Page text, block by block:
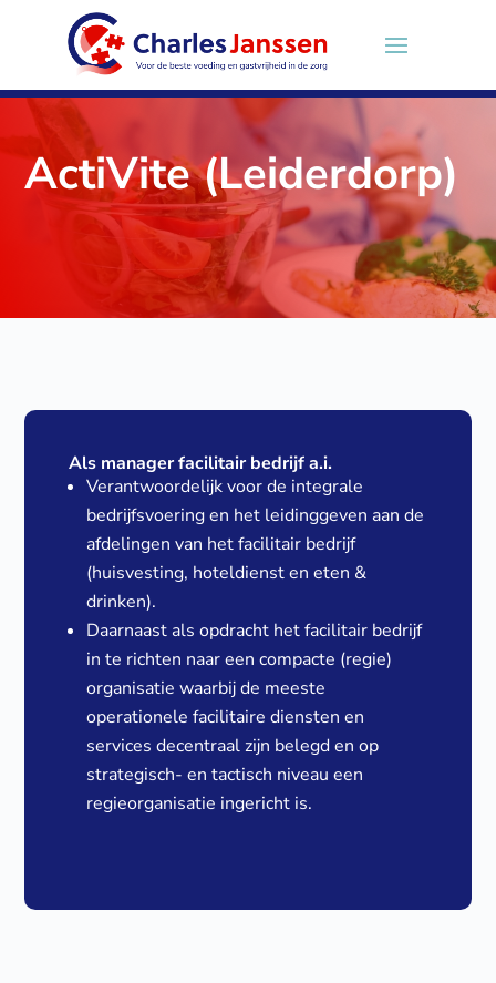
ActiVite (Leiderdorp)
Als manager facilitair bedrijf a.i.
Verantwoordelijk voor de integrale
bedrijfsvoering en het leidinggeven aan de
afdelingen van het facilitair bedrijf
(huisvesting, hoteldienst en eten &
drinken).
Daarnaast als opdracht het facilitair bedrijf
in te richten naar een compacte (regie)
organisatie waarbij de meeste
operationele facilitaire diensten en
services decentraal zijn belegd en op
strategisch- en tactisch niveau een
regieorganisatie ingericht is.